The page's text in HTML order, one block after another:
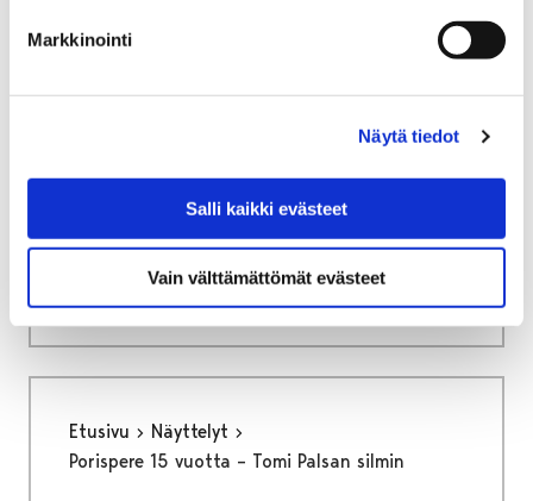
Markkinointi
Näytä tiedot
Salli kaikki evästeet
Vain välttämättömät evästeet
Verkkonäyttelyt
Porin Matin kunnostus
Tekijät & Lisämateriaali
Tekijät & Lisämateriaali
Etusivu
Näyttelyt
Porispere 15 vuotta – Tomi Palsan silmin